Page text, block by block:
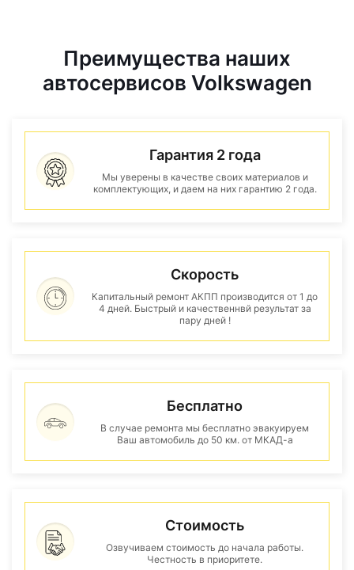
Преимущества наших
автосервисов Volkswagen
Гарантия 2 года
Мы уверены в качестве своих материалов и
комплектующих, и даем на них гарантию 2 года.
Скорость
Капитальный ремонт АКПП производится от 1 до
4 дней. Быстрый и качественнвй результат за
пару дней !
Бесплатно
В случае ремонта мы бесплатно эвакуируем
Ваш автомобиль до 50 км. от МКАД-а
Стоимость
Озвучиваем стоимость до начала работы.
Честность в приоритете.